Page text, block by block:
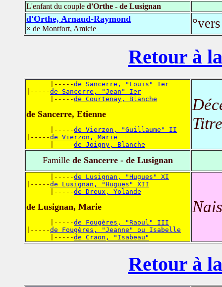
L'enfant du couple d'Orthe - de Lusignan
d'Orthe, Arnaud-Raymond
× de Montfort, Amicie
Retour à
      |-----
de Sancerre, "Louis" Ier
|-----de Sancerre, "Jean" Ier
      |-----
de Courtenay, Blanche
de Sancerre, Etienne
      |-----
de Vierzon, "Guillaume" II
|-----de Vierzon, Marie
      |-----
de Joigny, Blanche
Famille de Sancerre - de Lusignan
      |-----
de Lusignan, "Hugues" XI
|-----de Lusignan, "Hugues" XII
      |-----
de Dreux, Yolande
de Lusignan, Marie
      |-----
de Fougères, "Raoul" III
|-----de Fougères, "Jeanne" ou Isabelle
      |-----
de Craon, "Isabeau"
Retour à